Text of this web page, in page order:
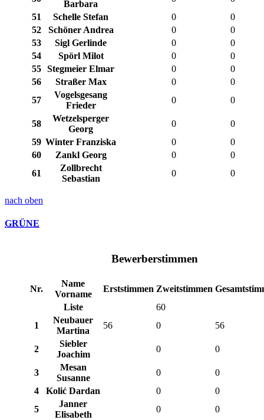
Barbara
51
Schelle Stefan 0
0
52
Schöner Andrea 0
0
53
Sigl Gerlinde 0
0
54
Spörl Milot 0
0
55 Stegmeier Elmar 0
0
56
Straßer Max 0
0
57
Vogelsgesang
Frieder
0 0
58
Wetzelsperger
Georg
0
0
59 Winter Franziska 0
0
60
Zankl Georg 0
0
61
Zollbrecht
Sebastian
0 0
nach oben
GRÜNE
Bewerberstimmen
Nr.
Name
Vorname
Erststimmen Zweitstimmen
Liste
60
1
Neubauer
Martina
56 0 56
2
Siebler
Joachim
0 0
3
Mesan
Susanne
0
0
4
Kolić Dardan 0
0
5
Janner
Elisabeth
0
0